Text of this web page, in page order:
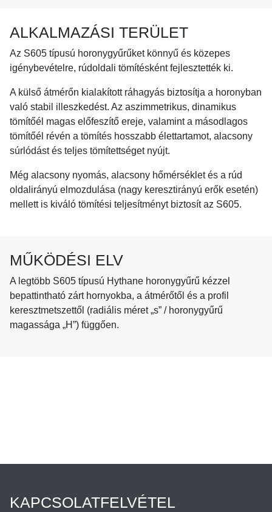
ALKALMAZÁSI TERÜLET
Az S605 típusú horonygyűrűket könnyű és közepes
igénybevételre, rúdoldali tömítésként fejlesztették ki.
A külső átmérőn kialakított ráhagyás biztosítja a horonyban
való stabil illeszkedést. Az aszimmetrikus, dinamikus
tömítőél magas előfeszítő ereje, valamint a másodlagos
tömítőél révén a tömítés hosszabb élettartamot, alacsony
súrlódást és teljes tömítettséget nyújt.
Még alacsony nyomás, alacsony hőmérséklet és a rúd
oldalirányú elmozdulása (nagy keresztirányú erők esetén)
mellett is kiváló tömítési teljesítményt biztosít az S605.
MŰKÖDÉSI ELV
A legtöbb S605 típusú Hythane horonygyűrű kézzel
bepattintható zárt hornyokba, a átmérőtől és a profil
keresztmetszettől (radiális méret „s” / horonygyűrű
magassága „H”) függően.
KAPCSOLATFELVÉTEL